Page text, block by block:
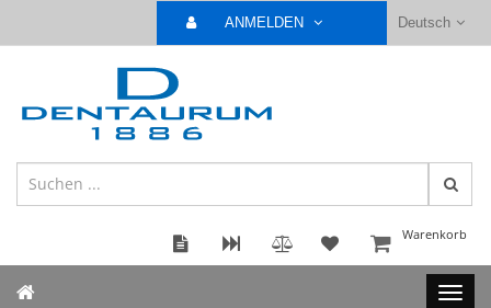
Deutsch
ANMELDEN
Warenkorb